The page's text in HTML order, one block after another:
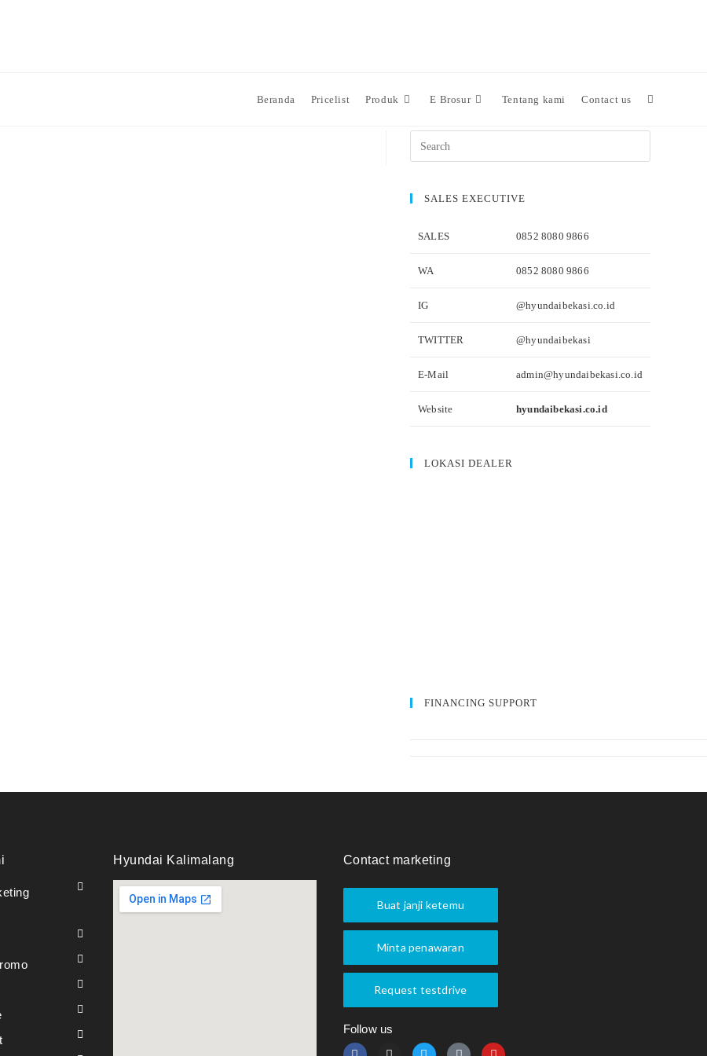
Beranda Pricelist Produk E Brosur Tentang kami Contact us
SALES EXECUTIVE
SALES 0852 8080 9866
WA 0852 8080 9866
IG @hyundaibekasi.co.id
TWITTER @hyundaibekasi
E-Mail admin@hyundaibekasi.co.id
Website hyundaibekasi.co.id
LOKASI DEALER
FINANCING SUPPORT
Hyundai Kalimalang Contact marketing
Buat janji ketemu
Minta penawaran
Request testdrive
Follow us